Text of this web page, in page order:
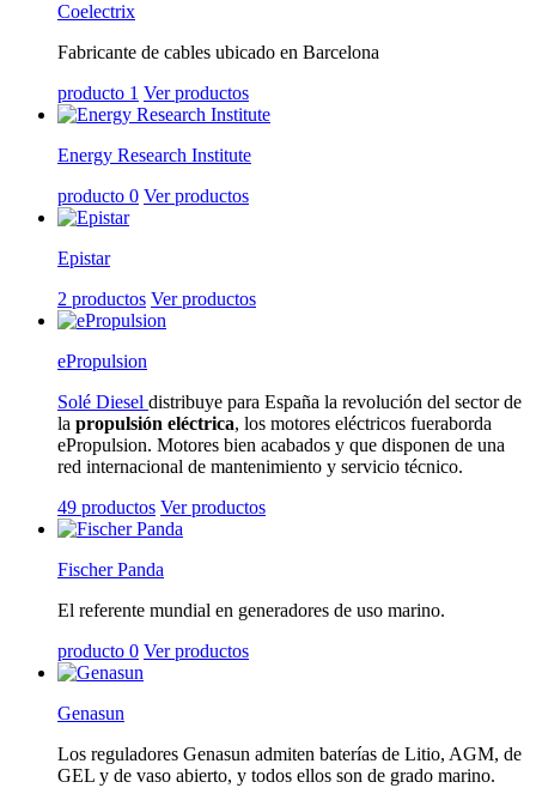
Coelectrix
Fabricante de cables ubicado en Barcelona
producto 1 Ver productos
Energy Research Institute
producto 0 Ver productos
Epistar
2 productos Ver productos
ePropulsion
Solé Diesel distribuye para España la revolución del sector de
la propulsión eléctrica, los motores eléctricos fueraborda
ePropulsion. Motores bien acabados y que disponen de una
red internacional de mantenimiento y servicio técnico.
49 productos Ver productos
Fischer Panda
El referente mundial en generadores de uso marino.
producto 0 Ver productos
Genasun
Los reguladores Genasun admiten baterías de Litio, AGM, de
GEL y de vaso abierto, y todos ellos son de grado marino.